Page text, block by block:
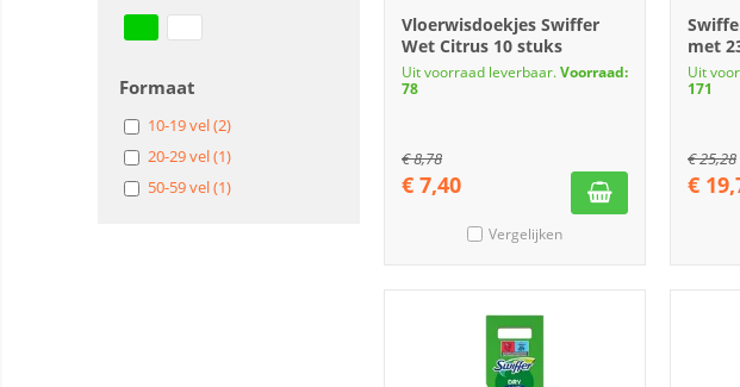
Formaat
10-19 vel (2)
20-29 vel (1)
50-59 vel (1)
Vloerwisdoekjes Swiffer
Wet Citrus 10 stuks
Uit voorraad leverbaar.Voorraad:
78
€8,78
€ 7,40
Vergelijken
met
Uit
171
€25,28
€